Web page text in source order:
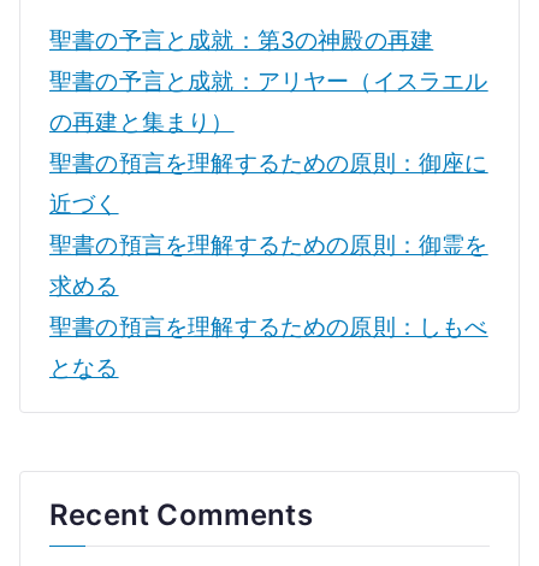
聖書の予言と成就：第3の神殿の再建
聖書の予言と成就：アリヤー（イスラエル
の再建と集まり）
聖書の預言を理解するための原則：御座に
近づく
聖書の預言を理解するための原則：御霊を
求める
聖書の預言を理解するための原則：しもべ
となる
Recent Comments